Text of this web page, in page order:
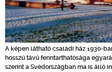
A képen látható családi ház 1930-
hosszú távú fenntarthatósága
szerint a Svédországban ma is álló